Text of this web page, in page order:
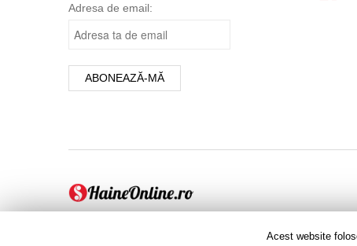
Adresa de email:
Acest website